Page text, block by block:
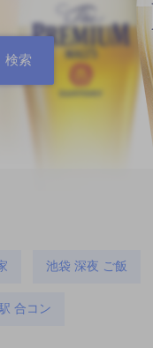
池袋 深夜 ご飯
合コン